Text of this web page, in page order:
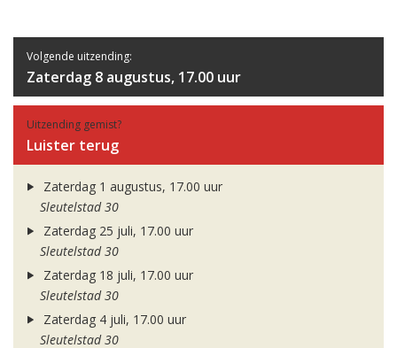
Volgende uitzending:
Zaterdag 8 augustus, 17.00 uur
Uitzending gemist?
Luister terug
Zaterdag 1 augustus, 17.00 uur
Sleutelstad 30
Zaterdag 25 juli, 17.00 uur
Sleutelstad 30
Zaterdag 18 juli, 17.00 uur
Sleutelstad 30
Zaterdag 4 juli, 17.00 uur
Sleutelstad 30